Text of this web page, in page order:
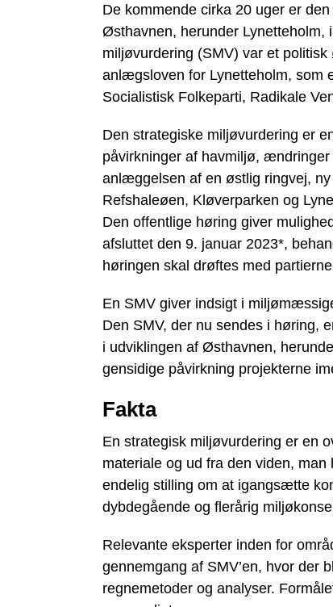
De kommende cirka 20 uger er
Østhavnen, herunder Lynetteholm,
miljøvurdering (SMV) var et
anlægsloven for Lynetteholm, som
Socialistisk Folkeparti, Radikale
Den strategiske miljøvurdering er
påvirkninger af havmiljø,
anlæggelsen af en østlig ringvej,
Refshaleøen, Kløverparken og
Den offentlige høring giver
afsluttet den 9. januar 2023*,
høringen skal drøftes med
En SMV giver indsigt i
Den SMV, der nu sendes i høring,
i udviklingen af Østhavnen,
gensidige påvirkning projekterne
Fakta
En strategisk miljøvurdering er en
materiale og ud fra den viden,
endelig stilling om at igangsætte
dybdegående og flerårig
Relevante eksperter inden for
gennemgang af SMV’en, hvor der
regnemetoder og analyser.